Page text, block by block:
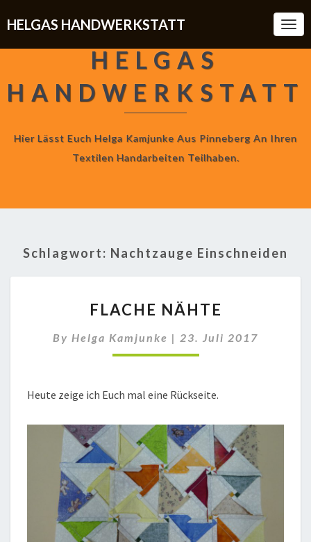
HELGAS HANDWERKSTATT
HELGAS
HANDWERKSTATT
Hier Lässt Euch Helga Kamjunke Aus Pinneberg An Ihren
Textilen Handarbeiten Teilhaben.
Schlagwort: Nachtzauge Einschneiden
NÄHTE
FLACHE NÄHTE
By Helga Kamjunke | 23. Juli 2017
Heute zeige ich Euch mal eine Rückseite.